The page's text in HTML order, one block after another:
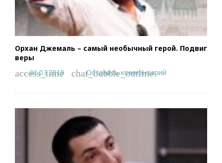
Орхан Джемаль – самый необычный герой. Подвиг
веры
access_time
01.07.2019 chat_bubble_outline
Оставить комментарий